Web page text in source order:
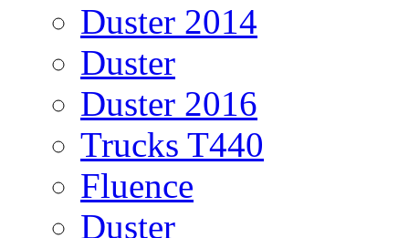
Duster 2014
Duster
Duster 2016
Trucks T440
Fluence
Duster